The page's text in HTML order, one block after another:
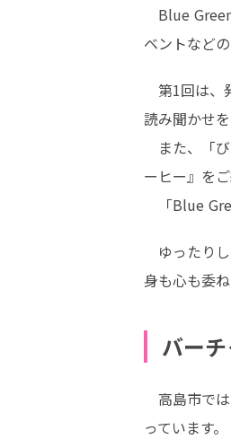
Blue
ベントなど
第1回は、
読み聞かせを
また、「
ーヒー』をご
「Blue
ゆったり
身も心も委
バー
高島市で
っています。